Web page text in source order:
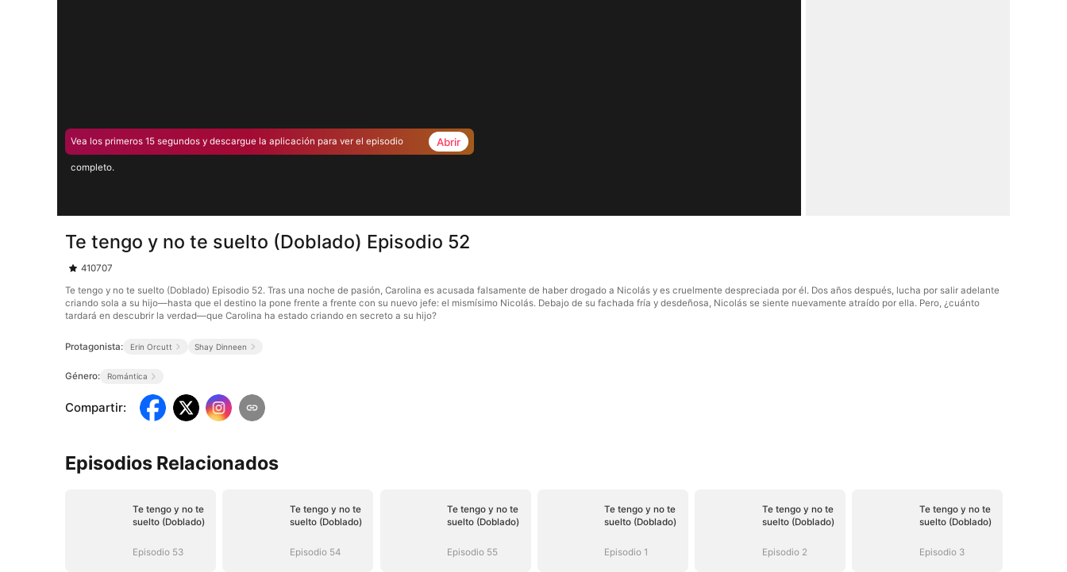
Vea los primeros 15 segundos y descargue la aplicación para ver el episodio
completo.
Abrir
Te tengo y no te suelto (Doblado) Episodio 52
410707
Te tengo y no te suelto (Doblado) Episodio 52. Tras una noche de pasión, Carolina es acusada falsamente de haber drogado a Nicolás y es cruelmente despreciada por él. Dos años después, lucha por salir adelante
criando sola a su hijo—hasta que el destino la pone frente a frente con su nuevo jefe: el mismísimo Nicolás. Debajo de su fachada fría y desdeñosa, Nicolás se siente nuevamente atraído por ella. Pero, ¿cuánto
tardará en descubrir la verdad—que Carolina ha estado criando en secreto a su hijo?
Protagonista: Erin Orcutt Shay Dinneen
Género: Romántica
Compartir:
Episodios Relacionados
Te tengo y no te
suelto (Doblado)
Episodio 53
Te tengo y no te
suelto (Doblado)
Episodio 54
Te tengo y no te
suelto (Doblado)
Episodio 55
Te tengo y no te
suelto (Doblado)
Episodio 1
Te tengo y no te
suelto (Doblado)
Episodio 2
Te tengo y no te
suelto (Doblado)
Episodio 3